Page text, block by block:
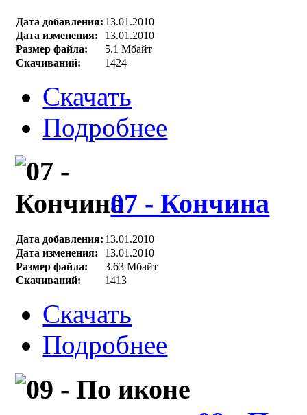
Дата добавления: 13.01.2010
Дата изменения:
13.01.2010
Размер файла:
5.1 Мбайт
Скачиваний:
1424
Скачать
Подробнее
07 - Кончина
Дата добавления: 13.01.2010
Дата изменения:
13.01.2010
Размер файла:
3.63 Мбайт
Скачиваний:
1413
Скачать
Подробнее